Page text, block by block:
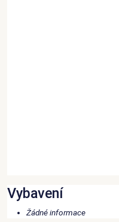
Vybavení
Žádné informace